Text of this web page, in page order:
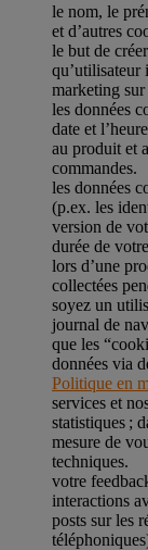
le nom, le
et d’autres
le but de
qu’utilisateur
marketing
les données
date et
au produit et
commandes.
les données
(p.ex. les
version de
durée de
lors d’une
collectées
soyez un
journal de
que les
données via
Politique en
services et
statistiques ;
mesure de
techniques.
votre
interactions
posts sur les